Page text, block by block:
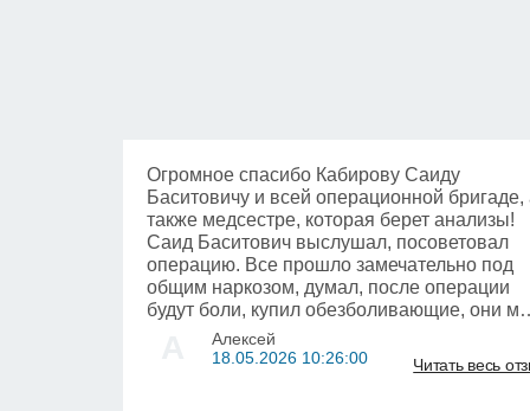
Огромное спасибо Кабирову Саиду
Баситовичу и всей операционной бригаде,
также медсестре, которая берет анализы​!
Саид Баситович выслушал, посоветовал
операцию. Все прошло замечательно под
общим наркозом, думал, после операции
будут боли, купил обезболивающие, они
так и не понадобились! Врач -
в своем деле! Мужчины, кто собирается
делать и столкнулся с проблемой фимоза​
Алексей
18.05.2026 10:26:00
Читать весь